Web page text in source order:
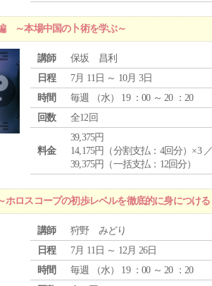
～本場中国の卜術を学ぶ～
講師
保坂 昌利
日程
7月 11日 ～ 10月 3日
時間
毎週 （水） 19 ：00 ～ 20 ：20
回数
全12回
料金
39,375円
14,175円（分割支払：4回分）×3
39,375円（一括支払：12回分）
ホロスコープの初歩レベルを徹底的に身につける
講師
狩野 みどり
日程
7月 11日 ～ 12月 26日
時間
毎週 （水） 19 ：00 ～ 20 ：20